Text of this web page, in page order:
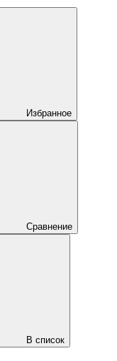
Избранное
Сравнение
В список